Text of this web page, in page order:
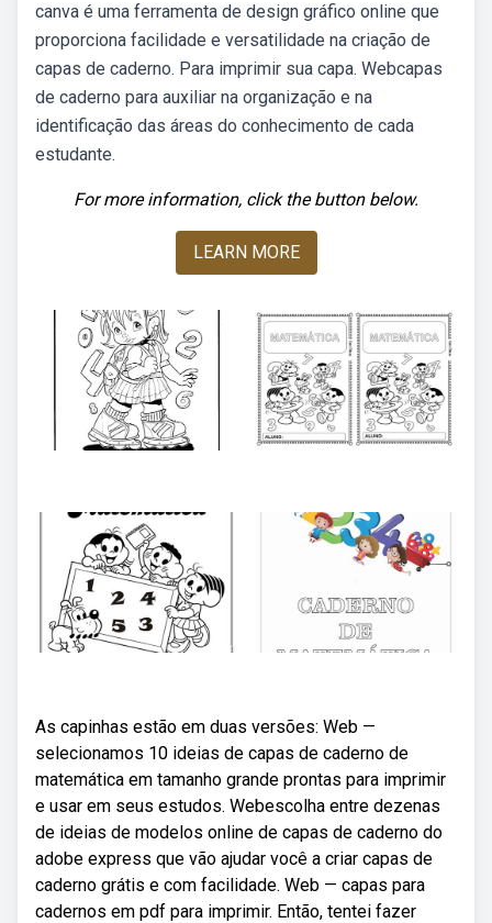
canva é uma ferramenta de design gráfico online que
proporciona facilidade e versatilidade na criação de
capas de caderno. Para imprimir sua capa. Webcapas
de caderno para auxiliar na organização e na
identificação das áreas do conhecimento de cada
estudante.
For more information, click the button below.
LEARN MORE
As capinhas estão em duas versões: Web —
selecionamos 10 ideias de capas de caderno de
matemática em tamanho grande prontas para imprimir
e usar em seus estudos. Webescolha entre dezenas
de ideias de modelos online de capas de caderno do
adobe express que vão ajudar você a criar capas de
caderno grátis e com facilidade. Web — capas para
cadernos em pdf para imprimir. Então, tentei fazer